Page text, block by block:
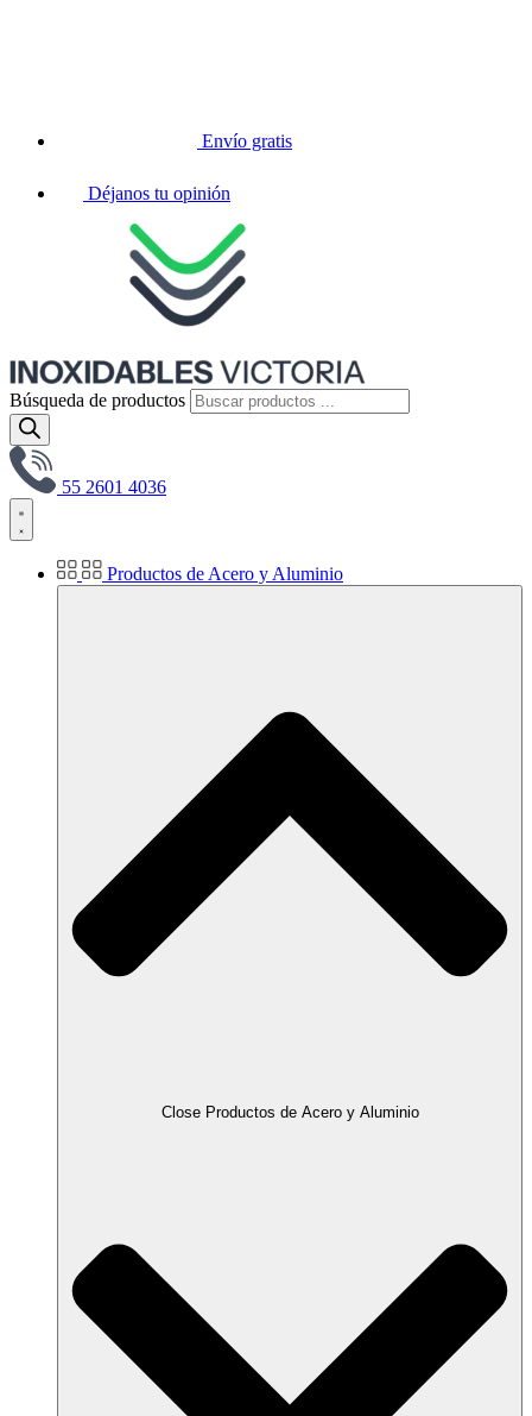
Envío gratis
Déjanos tu opinión
Búsqueda de productos
55 2601 4036
Productos de Acero y Aluminio
Close Productos de Acero y Aluminio